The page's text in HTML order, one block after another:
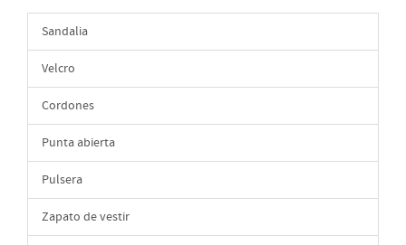
Sandalia
Velcro
Cordones
Punta abierta
Pulsera
Zapato de vestir